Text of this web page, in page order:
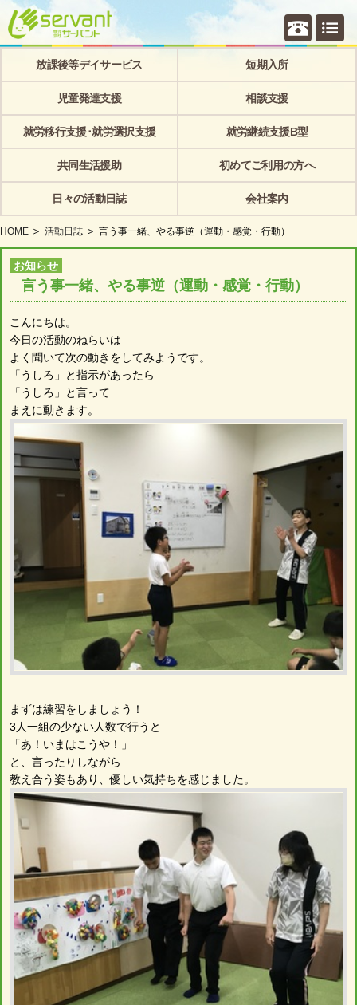
個別相
放課後等デイサービス 短期入所
児童発達支援 相談支援
就労移行支援･就労選択支援 就労継続支援B型
共同生活援助 初めてご利用の方へ
日々の活動日誌 会社案内
HOME 活動日誌 言う事一緒、やる事逆（運動・感覚・行動）
お知らせ
言う事一緒、やる事逆（運動・感覚・行動）
こんにちは。
今日の活動のねらいは
よく聞いて次の動きをしてみようです。
「うしろ」と指示があったら
「うしろ」と言って
まえに動きます。
まずは練習をしましょう！
3人一組の少ない人数で行うと
「あ！いまはこうや！」
と、言ったりしながら
教え合う姿もあり、優しい気持ちを感じました。